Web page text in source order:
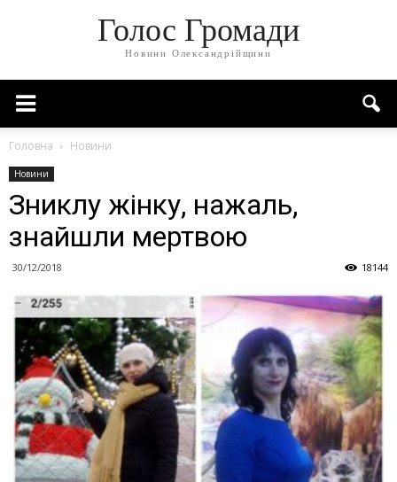
Голос Громади
Новини Олександрійщини
Головна Новини
Новини
Зниклу жінку, нажаль,
знайшли мертвою
30/12/2018 18144